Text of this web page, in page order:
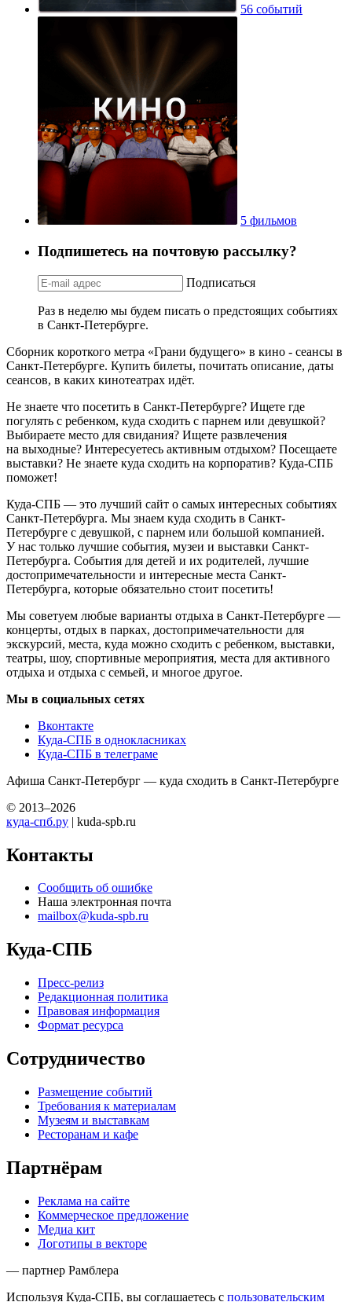
56 событий
5 фильмов
Подпишетесь на почтовую рассылку?
Подписаться
Раз в неделю мы будем писать о предстоящих событиях
в Санкт-Петербурге.
Сборник короткого метра «Грани будущего» в кино - сеансы в
Санкт-Петербурге. Купить билеты, почитать описание, даты
сеансов, в каких кинотеатрах идёт.
Не знаете что посетить в Санкт-Петербурге? Ищете где
погулять с ребенком, куда сходить с парнем или девушкой?
Выбираете место для свидания? Ищете развлечения
на выходные? Интересуетесь активным отдыхом? Посещаете
выставки? Не знаете куда сходить на корпоратив? Куда-СПБ
поможет!
Куда-СПБ — это лучший сайт о самых интересных событиях
Санкт-Петербурга. Мы знаем куда сходить в Санкт-
Петербурге с девушкой, с парнем или большой компанией.
У нас только лучшие события, музеи и выставки Санкт-
Петербурга. События для детей и их родителей, лучшие
достопримечательности и интересные места Санкт-
Петербурга, которые обязательно стоит посетить!
Мы советуем любые варианты отдыха в Санкт-Петербурге —
концерты, отдых в парках, достопримечательности для
экскурсий, места, куда можно сходить с ребенком, выставки,
театры, шоу, спортивные мероприятия, места для активного
отдыха и отдыха с семьей, и многое другое.
Мы в социальных сетях
Вконтакте
Куда-СПБ в однокласниках
Куда-СПБ в телеграме
Афиша Санкт-Петербург — куда сходить в Санкт-Петербурге
© 2013–2026
куда-спб.ру | kuda-spb.ru
Контакты
Сообщить об ошибке
Наша электронная почта
mailbox@kuda-spb.ru
Куда-СПБ
Пресс-релиз
Редакционная политика
Правовая информация
Формат ресурса
Сотрудничество
Размещение событий
Требования к материалам
Музеям и выставкам
Ресторанам и кафе
Партнёрам
Реклама на сайте
Коммерческое предложение
Медиа кит
Логотипы в векторе
— партнер Рамблера
Используя Куда-СПБ, вы соглашаетесь с пользовательским